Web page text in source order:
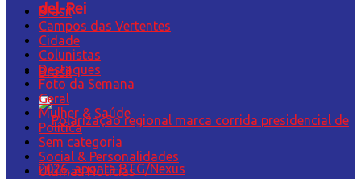
del-Rei
Brasil
Brasil
Campos das Vertentes
Cidade
Colunistas
Destaques
Foto da Semana
Geral
Mulher & Saúde
Política
Sem categoria
Social & Personalidades
Últimas Notícias